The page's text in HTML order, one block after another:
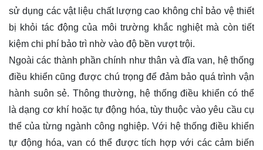
sử dụng các vật liệu chất lượng cao không chỉ bảo vệ thiết
bị khỏi tác động của môi trường khắc nghiệt mà còn tiết
kiệm chi phí bảo trì nhờ vào độ bền vượt trội.
Ngoài các thành phần chính như thân và đĩa van, hệ thống
điều khiển cũng được chú trọng để đảm bảo quá trình vận
hành suôn sẻ. Thông thường, hệ thống điều khiển có thể
là dạng cơ khí hoặc tự động hóa, tùy thuộc vào yêu cầu cụ
thể của từng ngành công nghiệp. Với hệ thống điều khiển
tự động hóa, van có thể được tích hợp với các cảm biến